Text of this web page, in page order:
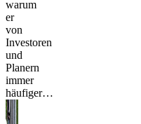
warum
er
von
Investoren
und
Planern
immer
häufiger…